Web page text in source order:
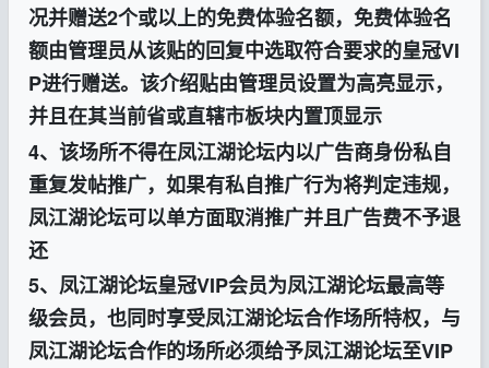
况并赠送2个或以上的免费体验名额，免费体验名
额由管理员从该贴的回复中选取符合要求的皇冠VI
P进行赠送。该介绍贴由管理员设置为高亮显示，
并且在其当前省或直辖市板块内置顶显示
4、该场所不得在凤江湖论坛内以广告商身份私自
重复发帖推广，如果有私自推广行为将判定违规，
凤江湖论坛可以单方面取消推广并且广告费不予退
还
5、 凤江湖论坛皇冠VIP会员为凤江湖论坛最高等
级会员，也同时享受凤江湖论坛合作场所特权，与
凤江湖论坛合作的场所必须给予凤江湖论坛至VIP